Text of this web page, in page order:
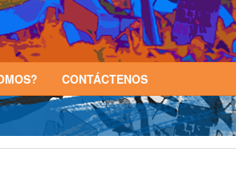
CONTÁCTENOS